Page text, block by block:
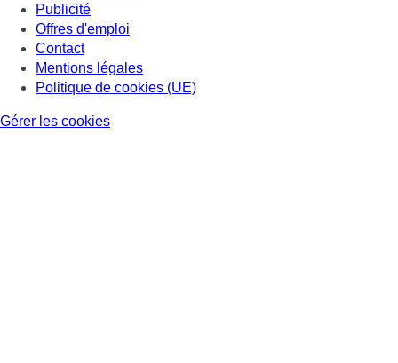
Publicité
Offres d'emploi
Contact
Mentions légales
Politique de cookies (UE)
Gérer les cookies